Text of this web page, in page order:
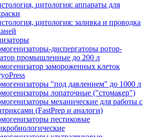
цитология: аппараты для
цитология: заливка и проводка
диспергаторы ротор-
промышленные до 200 л
замороженных клеток
"под давлением" до 1000 л
лопаточные ("стомакер")
механические для работы с
(FastPrep и аналоги)
пестиковые